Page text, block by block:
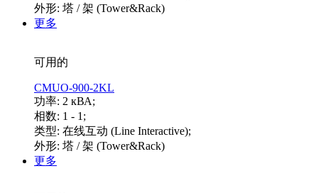
外形: 塔 / 架 (Tower&Rack)
更多
可用的
CMUO-900-2KL
功率: 2 кВА;
相数: 1 - 1;
类型: 在线互动 (Line Interactive);
外形: 塔 / 架 (Tower&Rack)
更多